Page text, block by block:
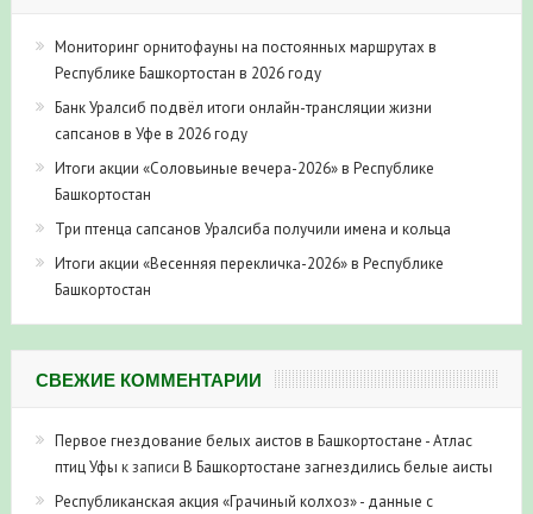
Мониторинг орнитофауны на постоянных маршрутах в
Республике Башкортостан в 2026 году
Банк Уралсиб подвёл итоги онлайн-трансляции жизни
сапсанов в Уфе в 2026 году
Итоги акции «Соловьиные вечера-2026» в Республике
Башкортостан
Три птенца сапсанов Уралсиба получили имена и кольца
Итоги акции «Весенняя перекличка-2026» в Республике
Башкортостан
СВЕЖИЕ КОММЕНТАРИИ
Первое гнездование белых аистов в Башкортостане - Атлас
птиц Уфы к записи В Башкортостане загнездились белые аисты
Республиканская акция «Грачиный колхоз» - данные с